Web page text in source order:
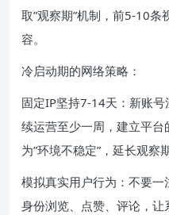
取”观察期”机制，前5-10
容。
冷启动期的网络策略：
固定IP坚持7-14天：新账
续运营至少一周，建立平
为”环境不稳定”，延长观察
模拟真实用户行为：不要
身份浏览、点赞、评论，让